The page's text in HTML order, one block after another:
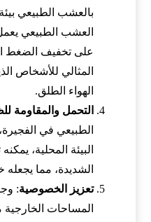
بالعشب الطبيعي
العشب الطبيعي
على تخفيف الضغط
المثالي للأشخاص
الهواء الطلق.
التحمل والمقاومة
الطبيعي في
البيئة المحلية،
الشديدة، مما يجعله
تعزيز الخصوصية:
المساحات